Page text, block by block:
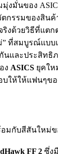
มุ่งมั่นของ
กรรมของสินค้
งด้วยวิธีที่แตก
” ที่สมบูรณ์แบ
นและประสิทธิ
ง ASICS ยุคให
ให้ให้แฟนๆขอ
มกับสีสันใหม่ข
FF 2 ซึ่ง